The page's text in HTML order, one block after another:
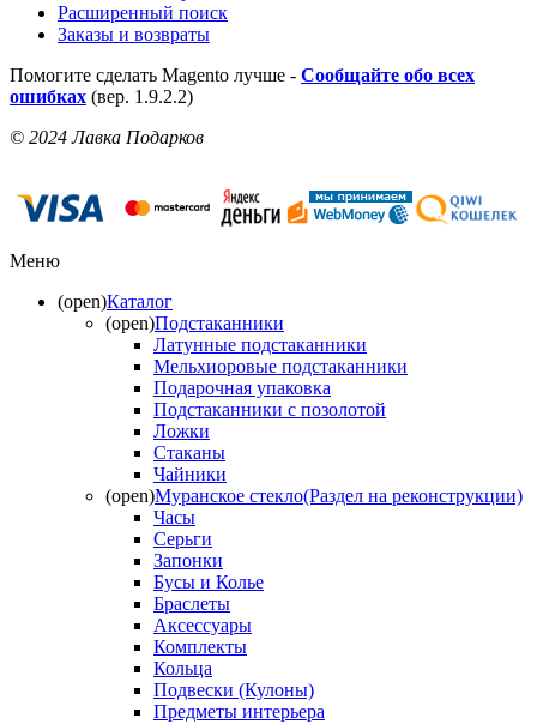
Расширенный поиск
Заказы и возвраты
Помогите сделать Magento лучше - Сообщайте обо всех
ошибках (вер. 1.9.2.2)
© 2024 Лавка Подарков
Меню
(open)Каталог
(open)Подстаканники
Латунные подстаканники
Мельхиоровые подстаканники
Подарочная упаковка
Подстаканники с позолотой
Ложки
Стаканы
Чайники
(open)Муранское стекло(Раздел на реконструкции)
Часы
Серьги
Запонки
Бусы и Колье
Браслеты
Аксессуары
Комплекты
Кольца
Подвески (Кулоны)
Предметы интерьера